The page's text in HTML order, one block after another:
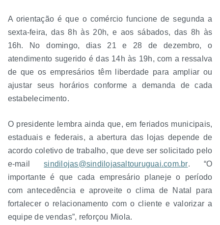
A orientação é que o comércio funcione de segunda a
sexta-feira, das 8h às 20h, e aos sábados, das 8h às
16h. No domingo, dias 21 e 28 de dezembro, o
atendimento sugerido é das 14h às 19h, com a ressalva
de que os empresários têm liberdade para ampliar ou
ajustar seus horários conforme a demanda de cada
estabelecimento.
O presidente lembra ainda que, em feriados municipais,
estaduais e federais, a abertura das lojas depende de
acordo coletivo de trabalho, que deve ser solicitado pelo
e-mailsindilojas@sindilojasaltouruguai.com.br. “O
importante é que cada empresário planeje o período
com antecedência e aproveite o clima de Natal para
fortalecer o relacionamento com o cliente e valorizar a
equipe de vendas”, reforçou Miola.